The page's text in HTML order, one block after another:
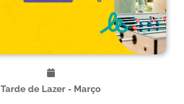
Tarde de Lazer - Março